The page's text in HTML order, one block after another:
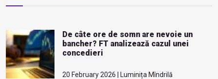
De câte ore de somn are nevoie un
bancher? FT analizează cazul unei
concedieri
20 February 2026 | Luminița Mîndrilă